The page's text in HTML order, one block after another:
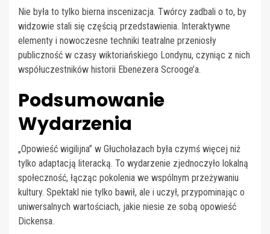
Nie była to tylko bierna inscenizacja. Twórcy zadbali o to, by
widzowie stali się częścią przedstawienia. Interaktywne
elementy i nowoczesne techniki teatralne przeniosły
publiczność w czasy wiktoriańskiego Londynu, czyniąc z nich
współuczestników historii Ebenezera Scrooge’a.
Podsumowanie
Wydarzenia
„Opowieść wigilijna” w Głuchołazach była czymś więcej niż
tylko adaptacją literacką. To wydarzenie zjednoczyło lokalną
społeczność, łącząc pokolenia we wspólnym przeżywaniu
kultury. Spektakl nie tylko bawił, ale i uczył, przypominając o
uniwersalnych wartościach, jakie niesie ze sobą opowieść
Dickensa.